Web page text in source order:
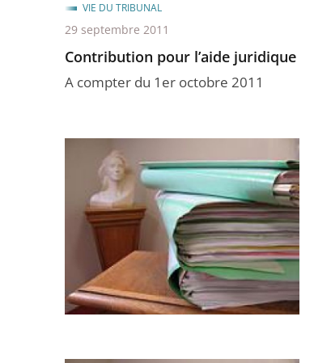
Contribution pour l’aide juridique
A compter du 1er octobre 2011
VIE DU TRIBUNAL
29 septembre 2011